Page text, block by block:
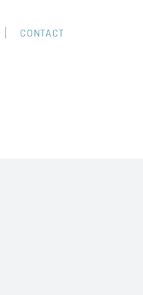
CONTACT